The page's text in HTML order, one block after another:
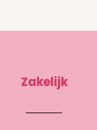
Zakelijk